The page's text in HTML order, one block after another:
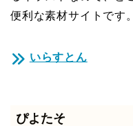
便利な素材サイトです。
いらすとん
ぴよたそ